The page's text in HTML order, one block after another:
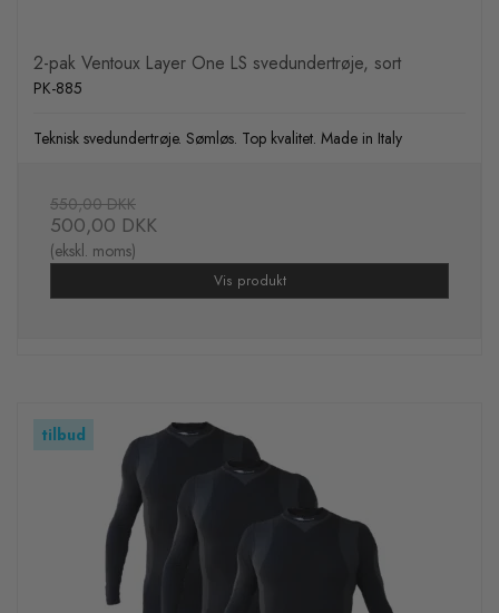
2-pak Ventoux Layer One LS svedundertrøje, sort
PK-885
Teknisk svedundertrøje. Sømløs. Top kvalitet. Made in Italy
550,00 DKK
500,00 DKK
(ekskl. moms)
Vis produkt
tilbud